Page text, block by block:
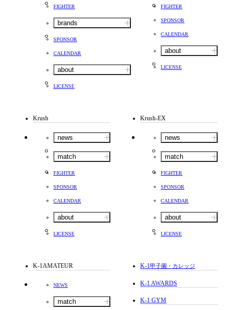
FIGHTER
brands
SPONSOR
CALENDAR
about
LICENSE
FIGHTER
SPONSOR
CALENDAR
about
LICENSE
Krush
news
match
FIGHTER
SPONSOR
CALENDAR
about
LICENSE
Krush-EX
news
match
FIGHTER
SPONSOR
CALENDAR
about
LICENSE
K-1AMATEUR
NEWS
match
K-1甲子園・カレッジ
K-1 AWARDS
K-1 GYM